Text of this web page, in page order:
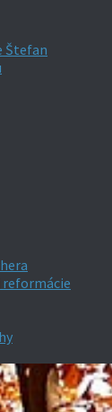
Štefan
reformácie